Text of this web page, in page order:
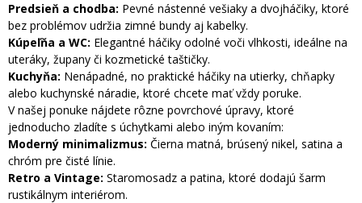
Predsieň a chodba: Pevné nástenné vešiaky a dvojháčiky, ktoré
bez problémov udržia zimné bundy aj kabelky.
Kúpeľňa a WC: Elegantné háčiky odolné voči vlhkosti, ideálne na
uteráky, župany či kozmetické taštičky.
Kuchyňa: Nenápadné, no praktické háčiky na utierky, chňapky
alebo kuchynské náradie, ktoré chcete mať vždy poruke.
V našej ponuke nájdete rôzne povrchové úpravy, ktoré
jednoducho zladíte s úchytkami alebo iným kovaním:
Moderný minimalizmus: Čierna matná, brúsený nikel, satina a
chróm pre čisté línie.
Retro a Vintage: Staromosadz a patina, ktoré dodajú šarm
rustikálnym interiérom.